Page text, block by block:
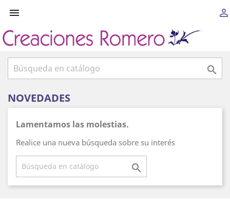
 

NOVEDADES
Lamentamos las molestias.
Realice una nueva búsqueda sobre su interés
